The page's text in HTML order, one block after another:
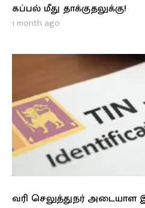
கப்பல் மீது தாக்குதலுக்கு!
1 month ago
வரி செலுத்துநர்